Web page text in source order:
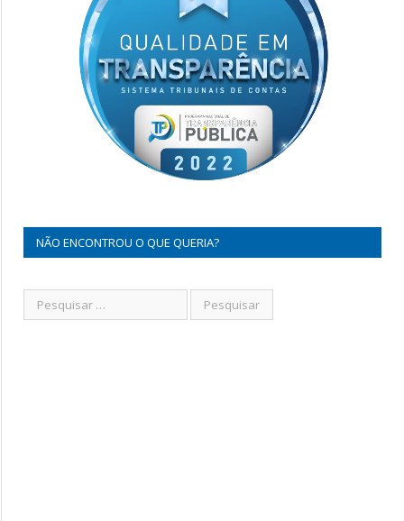
NÃO ENCONTROU O QUE QUERIA?